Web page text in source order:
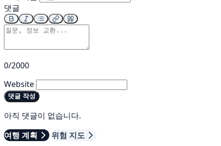
댓글
0/2000
Website
댓글 작성
아직 댓글이 없습니다.
여행 계획
위험 지도